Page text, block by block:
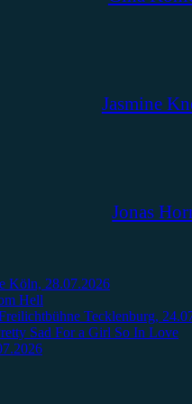
Jasmine
Jonas
Köln, 28.07.2026
Hell
Tecklenburg,
Sad For a Girl So In Love